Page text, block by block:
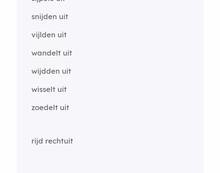
snijden uit
vijlden uit
wandelt uit
wijdden uit
wisselt uit
zoedelt uit
rijd rechtuit